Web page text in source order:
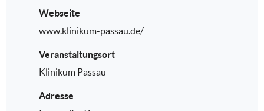
Webseite
www.klinikum-passau.de/
Veranstaltungsort
Klinikum Passau
Adresse